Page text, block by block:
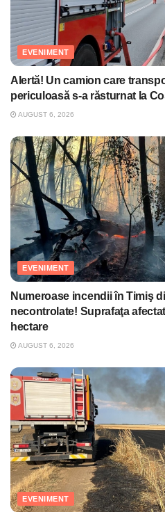
EVENIMENT
Alertă! Un camion care
periculoasă s-a răsturnat la
AUGUST 6, 2026
EVENIMENT
Numeroase incendii în Timiş
necontrolate! Suprafaţa
hectare
AUGUST 6, 2026
EVENIMENT